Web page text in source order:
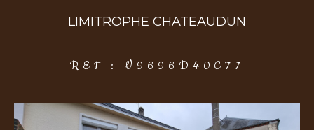
LIMITROPHE CHATEAUDUN
REF : V9696D40C77